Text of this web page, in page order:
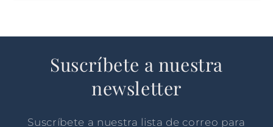
Suscríbete a nuestra
newsletter
Suscríbete a nuestra lista de correo para